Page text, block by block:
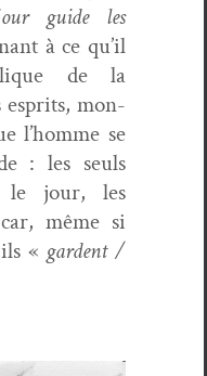
guide les
à ce qu’il
de la
esprits, mon­
l’homme se
: les seuls
le jour, les
même si
« gar­dent /